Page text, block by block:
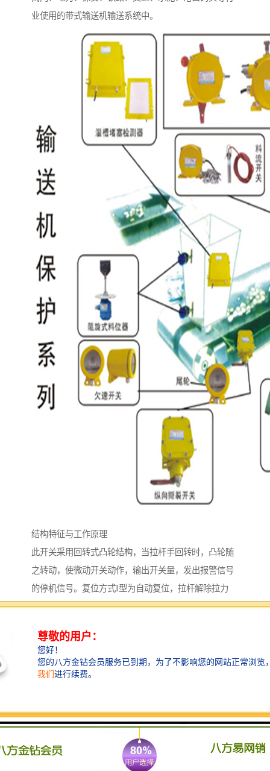
业使用的带式输送机输送系统中。
结构特征与工作原理
此开关采用回转式凸轮结构，当拉杆手回转时，凸轮随
之转动，使微动开关动作，输出开关量，发出报警信号
的停机信号。复位方式I型为自动复位，拉杆解除拉力
后，凸轮结构自动复位到原始状态。II型为手工复位，
轮方能返回原始状态。本装置采用防水、防尘密封设
计，较好防止水、灰尘进入机壳内。